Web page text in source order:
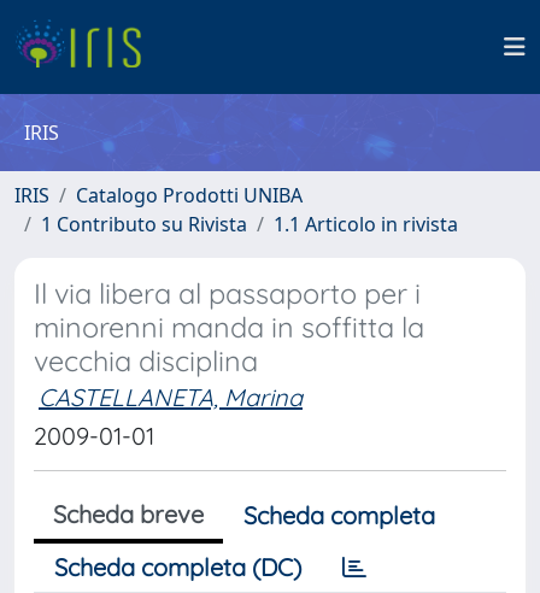
IRIS
IRIS
Catalogo Prodotti UNIBA
1 Contributo su Rivista
1.1 Articolo in rivista
Il via libera al passaporto per i
minorenni manda in soffitta la
vecchia disciplina
CASTELLANETA, Marina
2009-01-01
Scheda breve
Scheda completa
Scheda completa (DC)